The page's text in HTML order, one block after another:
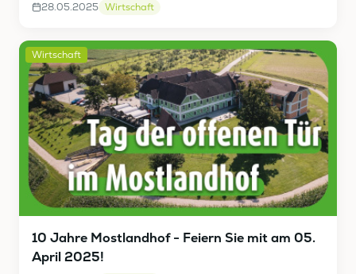
28.05.2025 Wirtschaft
Wirtschaft
10 Jahre Mostlandhof - Feiern Sie mit am 05.
April 2025!